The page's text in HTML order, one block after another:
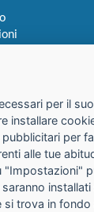
per il
per
alle tue
trova in